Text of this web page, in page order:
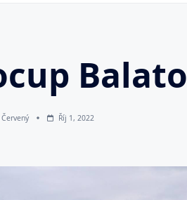
Říj 1, 2022